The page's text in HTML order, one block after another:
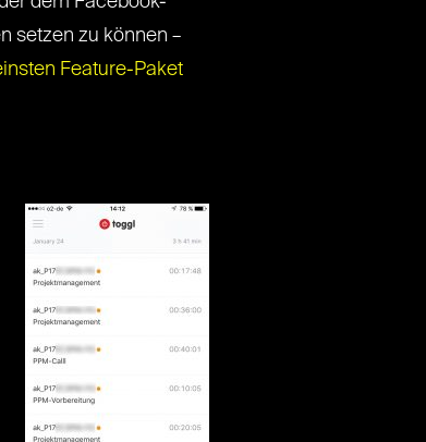
setzen zu können –
Feature-Paket